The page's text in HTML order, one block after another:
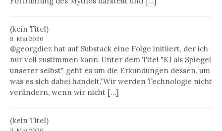
(kein Titel)
8. Mai 2026
@georgdiez hat auf Substack eine Folge initiiert, der ich
nur voll zustimmen kann. Unter dem Titel "KI als Spiegel
unserer selbst" geht es um die Erkundungen dessen, um
was es sich dabei handelt."Wir werden Technologie nicht
verändern, wenn wir nicht […]
(kein Titel)